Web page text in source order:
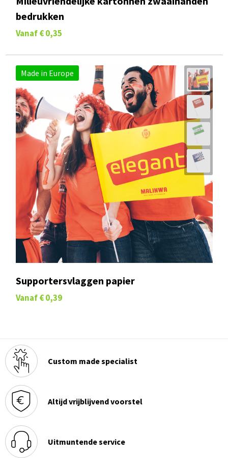
bedrukken
Vanaf € 0,35
Made in Europe
Supportersvlaggen papier
Vanaf € 0,39
Custom made specialist
Altijd vrijblijvend voorstel
Uitmuntende service